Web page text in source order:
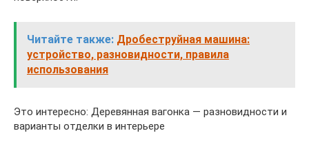
Читайте также: Дробеструйная машина:
устройство, разновидности, правила
использования
Это интересно: Деревянная вагонка — разновидности и
варианты отделки в интерьере